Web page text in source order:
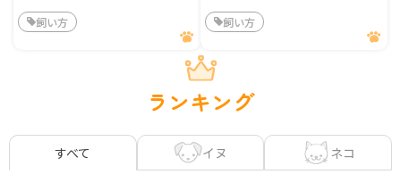
飼い方 飼い方
ランキング
すべて イヌ ネコ